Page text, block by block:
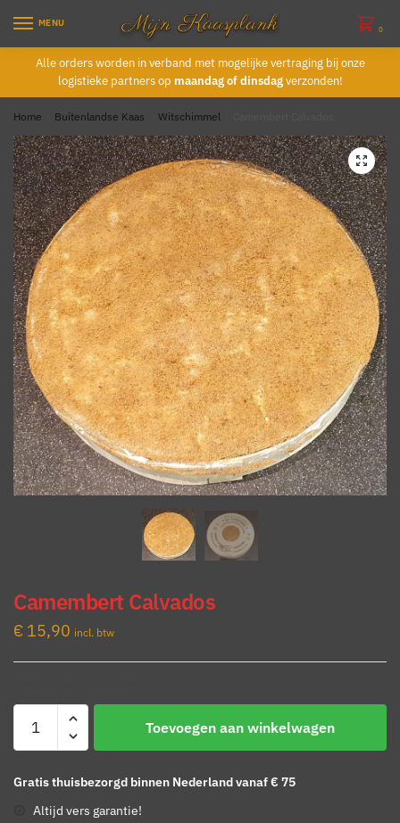
navigation
content
MENU
0
Alle orders worden in verband met mogelijke vertraging bij onze
logistieke partners op maandag of dinsdagverzonden!
Home Buitenlandse Kaas Witschimmel
Camembert Calvados
€ 15,90 incl. btw
Camembert
Calvados
aantal
Toevoegen aan winkelwagen
Gratis thuisbezorgd binnen Nederland vanaf € 75
Altijd vers garantie!